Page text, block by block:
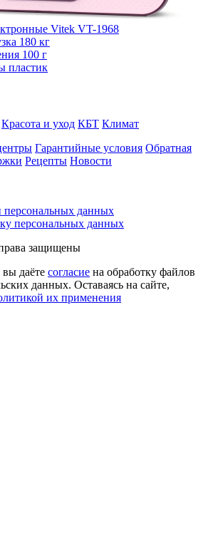
Vitek VT-1968
180 кг
100 г
пластик
Красота и уход КБТ Климат
Гарантийные условия Обратная
Рецепты Новости
персональных данных
персональных данных
защищены
даёте согласие на обработку файлов
данных. Оставаясь на сайте,
их применения